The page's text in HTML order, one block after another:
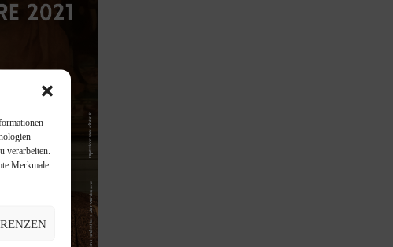
verarbeiten.
Merkmale